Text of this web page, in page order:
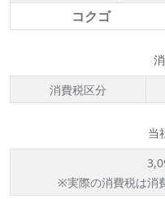
コクゴ
消費税区分
当
※実際の消費税は消